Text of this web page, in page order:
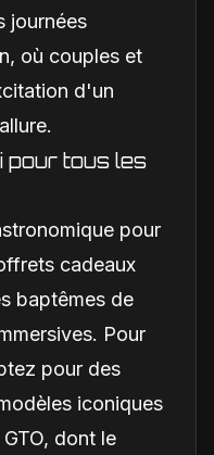
journées
où couples et
d'un
pour tous les
pour
cadeaux
baptêmes de
Pour
pour des
iconiques
dont le